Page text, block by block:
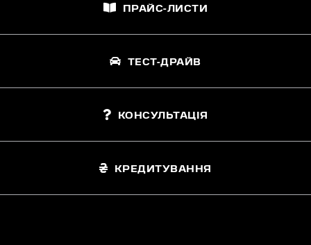
ПРАЙС-ЛИСТИ
ТЕСТ-ДРАЙВ
КОНСУЛЬТАЦІЯ
КРЕДИТУВАННЯ